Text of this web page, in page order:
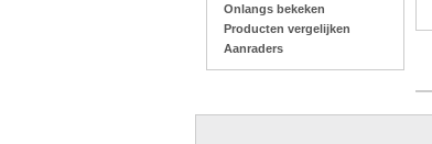
Onlangs bekeken
Producten vergelijken
Aanraders